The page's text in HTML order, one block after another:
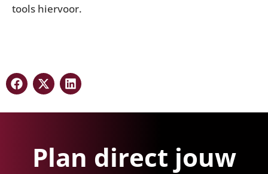
tools hiervoor.
Plan direct jouw